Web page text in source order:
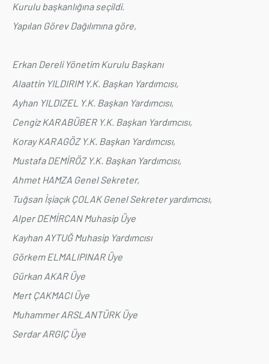
Kurulu başkanlığına seçildi.
Yapılan Görev Dağılımına göre,
Erkan Dereli Yönetim Kurulu Başkanı
Alaattin YILDIRIM Y.K. Başkan Yardımcısı,
Ayhan YILDIZEL Y.K. Başkan Yardımcısı,
Cengiz KARABÜBER Y.K. Başkan Yardımcısı,
Koray KARAGÖZ Y.K. Başkan Yardımcısı,
Mustafa DEMİRÖZ Y.K. Başkan Yardımcısı,
Ahmet HAMZA Genel Sekreter,
Tuğsan İşiaçık ÇOLAK Genel Sekreter yardımcısı,
Alper DEMİRCAN Muhasip Üye
Kayhan AYTUĞ Muhasip Yardımcısı
Görkem ELMALIPINAR Üye
Gürkan AKAR Üye
Mert ÇAKMACI Üye
Muhammer ARSLANTÜRK Üye
Serdar ARGIÇ Üye